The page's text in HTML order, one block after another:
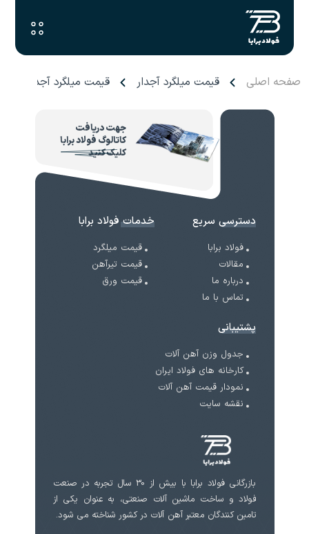
صفحه اصلی قیمت میلگرد آجدار قیمت میلگرد آجدار
جهت دریافت
کاتالوگ فولاد برابا
کلیک کنید
دسترسی سریع
فولاد برابا
مقالات
درباره ما
تماس با ما
خدمات فولاد برابا
قیمت میلگرد
قیمت تیرآهن
قیمت ورق
پشتیبانی
جدول وزن آهن آلات
کارخانه های فولاد ایران
نمودار قیمت آهن آلات
نقشه سایت
بازرگانی فولاد برابا با بیش از 30 سال تجربه در صنعت
فولاد و ساخت ماشین آلات صنعتی، به عنوان یکی از
تامین کنندگان معتبر آهن آلات در کشور شناخته می شود.